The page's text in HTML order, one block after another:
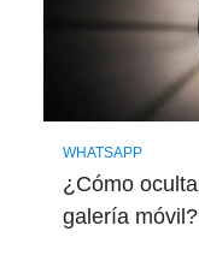
WHATSAPP
¿Cómo
galería